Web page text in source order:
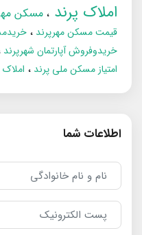
املاک پرند مسکن
قیمت مسکن مهرپرند
خریدوفروش آپارتمان شهرپرند
امتیاز مسکن ملی پرند
املاک
اطلاعات شما